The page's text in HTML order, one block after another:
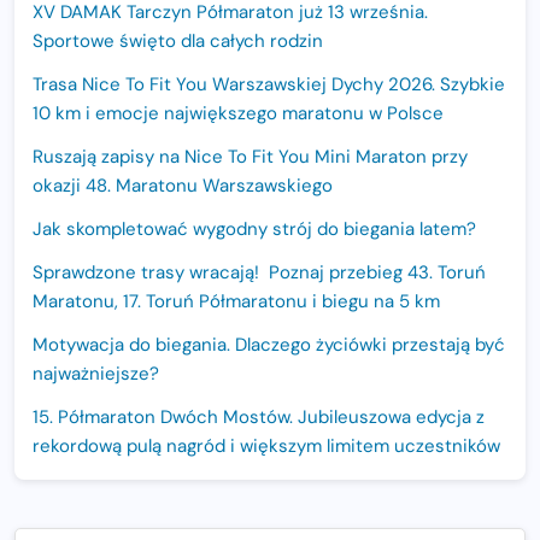
XV DAMAK Tarczyn Półmaraton już 13 września.
Sportowe święto dla całych rodzin
Trasa Nice To Fit You Warszawskiej Dychy 2026. Szybkie
10 km i emocje największego maratonu w Polsce
Ruszają zapisy na Nice To Fit You Mini Maraton przy
okazji 48. Maratonu Warszawskiego
Jak skompletować wygodny strój do biegania latem?
Sprawdzone trasy wracają! Poznaj przebieg 43. Toruń
Maratonu, 17. Toruń Półmaratonu i biegu na 5 km
Motywacja do biegania. Dlaczego życiówki przestają być
najważniejsze?
15. Półmaraton Dwóch Mostów. Jubileuszowa edycja z
rekordową pulą nagród i większym limitem uczestników